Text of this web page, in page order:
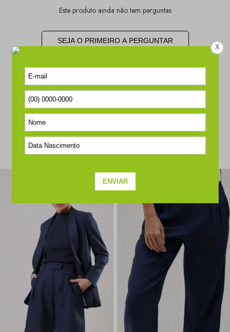
Este produto ainda não tem perguntas
SEJA O PRIMEIRO A PERGUNTAR
COMPLETE O LOOK
X